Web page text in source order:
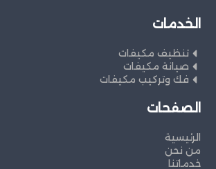
الخدمات
تنظيف مكيفات
صيانة مكيفات
فك وتركيب مكيفات
الصفحات
الرئيسية
من نحن
خدماتنا